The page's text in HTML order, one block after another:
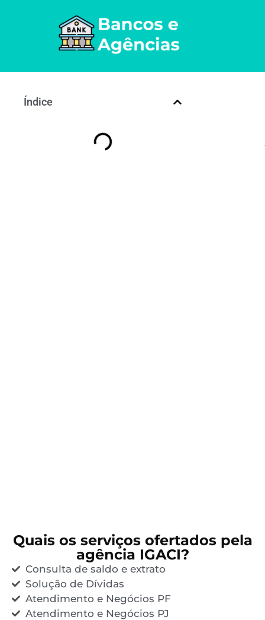
Índice
Quais os serviços ofertados pela
agência IGACI?
Consulta de saldo e extrato
Solução de Dívidas
Atendimento e Negócios PF
Atendimento e Negócios PJ